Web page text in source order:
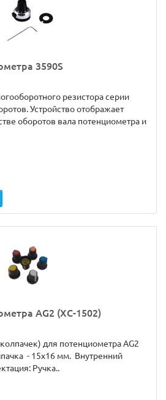
3590S
резистора серии
Устройство отображает
оборотов вала потенциометра и
AG2 (XC-1502)
для потенциометра AG2
- 15х16 мм. Внутренний
Ручка..